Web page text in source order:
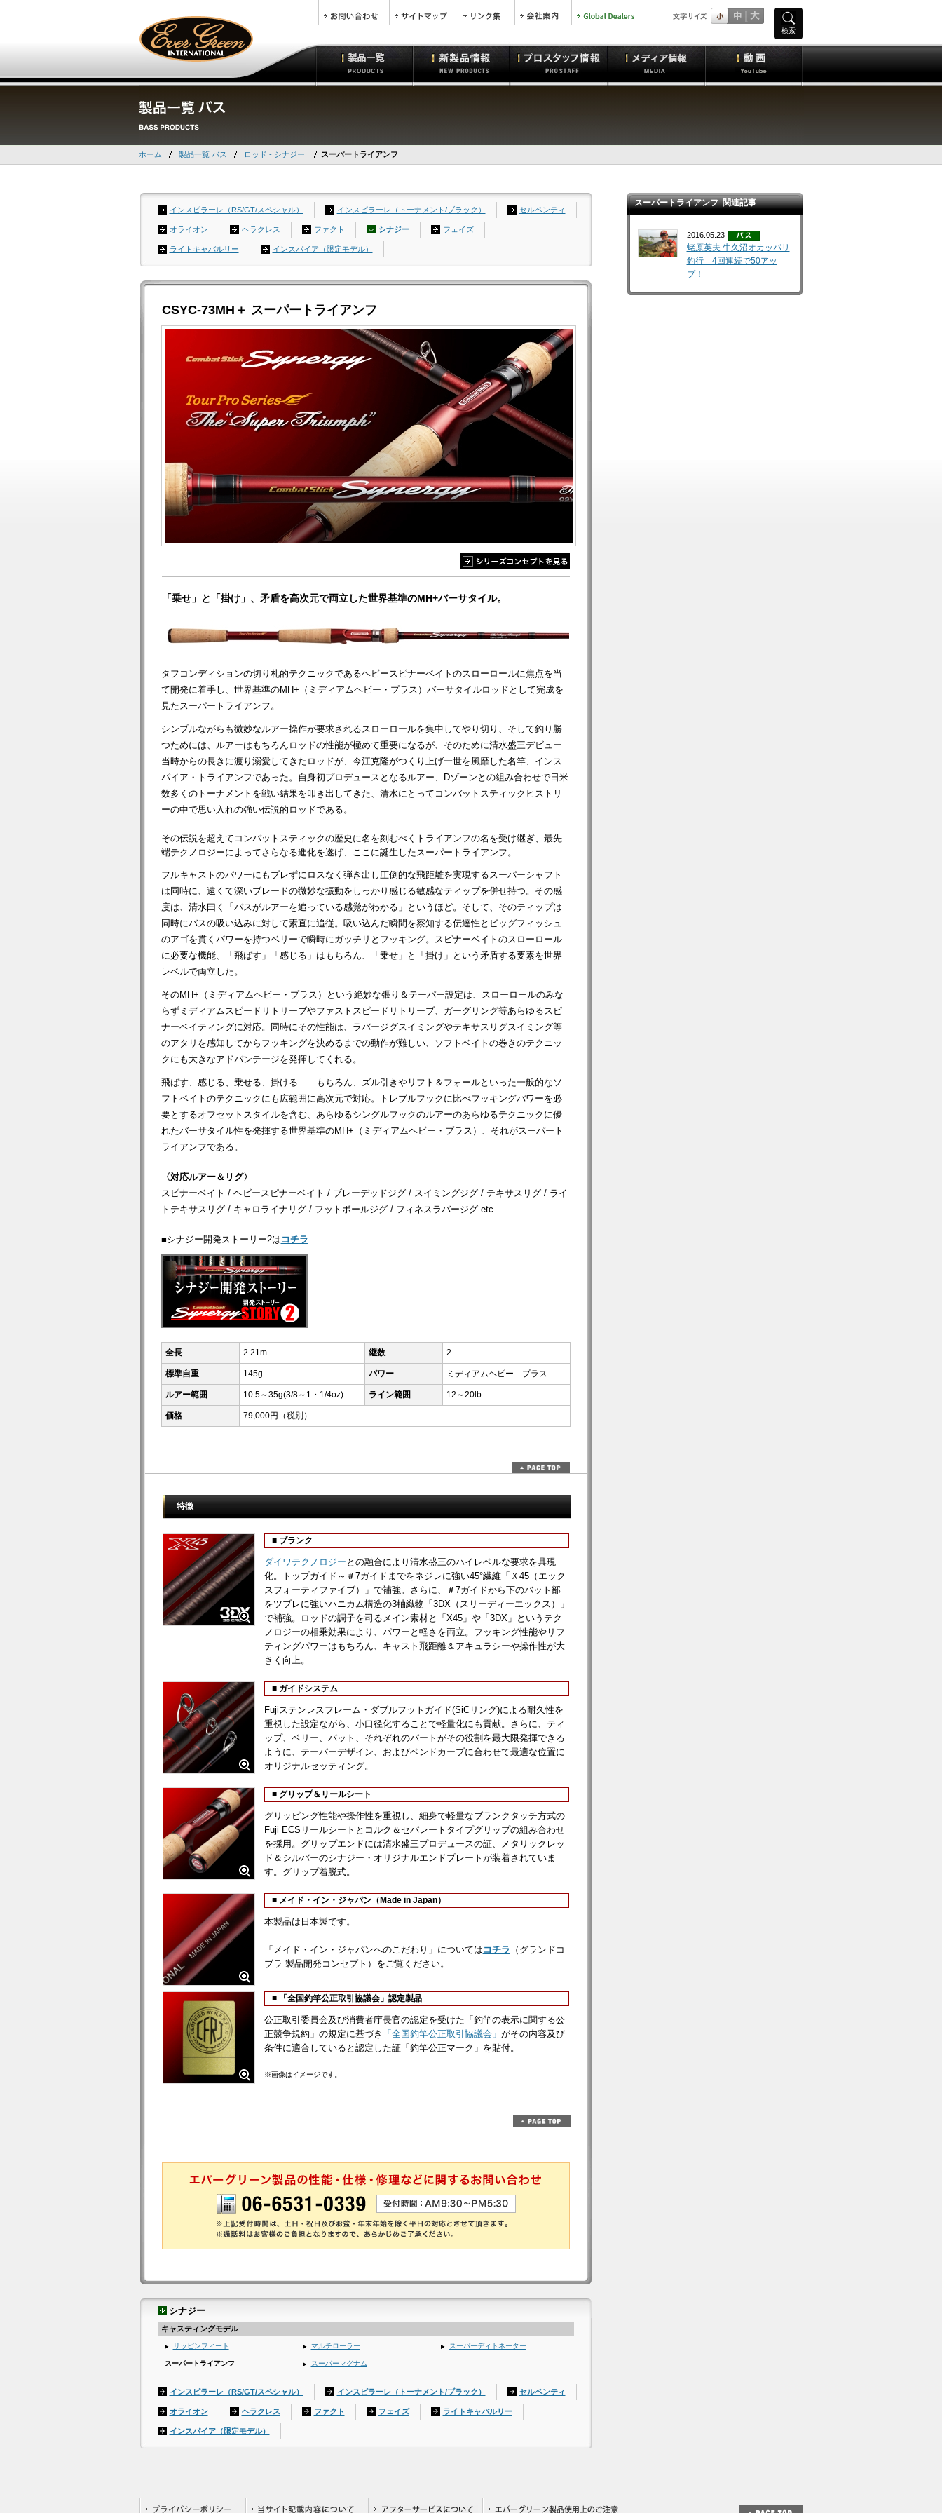
検索
ホーム 製品一覧 バス ロッド - シナジー スーパートライアンフ
インスピラーレ（RS/GT/スペシャル） インスピラーレ（トーナメント/ブラック） セルペンティ
オライオン ヘラクレス ファクト シナジー フェイズ
ライトキャバルリー インスパイア（限定モデル）
CSYC-73MH＋ スーパートライアンフ
「乗せ」と「掛け」、矛盾を高次元で両立した世界基準のMH+バーサタイル。
タフコンディションの切り札的テクニックであるヘビースピナーベイトのスローロールに焦点を当
て開発に着手し、世界基準のMH+（ミディアムヘビー・プラス）バーサタイルロッドとして完成を
見たスーパートライアンフ。
シンプルながらも微妙なルアー操作が要求されるスローロールを集中してやり切り、そして釣り勝
つためには、ルアーはもちろんロッドの性能が極めて重要になるが、そのために清水盛三デビュー
当時からの長きに渡り溺愛してきたロッドが、今江克隆がつくり上げ一世を風靡した名竿、インス
パイア・トライアンフであった。自身初プロデュースとなるルアー、Dゾーンとの組み合わせで日米
数多くのトーナメントを戦い結果を叩き出してきた、清水にとってコンバットスティックヒストリ
ーの中で思い入れの強い伝説的ロッドである。
その伝説を超えてコンバットスティックの歴史に名を刻むべくトライアンフの名を受け継ぎ、最先
端テクノロジーによってさらなる進化を遂げ、ここに誕生したスーパートライアンフ。
フルキャストのパワーにもブレずにロスなく弾き出し圧倒的な飛距離を実現するスーパーシャフト
は同時に、遠くて深いブレードの微妙な振動をしっかり感じる敏感なティップを併せ持つ。その感
度は、清水曰く「バスがルアーを追っている感覚がわかる」というほど。そして、そのティップは
同時にバスの吸い込みに対して素直に追従。吸い込んだ瞬間を察知する伝達性とビッグフィッシュ
のアゴを貫くパワーを持つベリーで瞬時にガッチリとフッキング。スピナーベイトのスローロール
に必要な機能、「飛ばす」「感じる」はもちろん、「乗せ」と「掛け」という矛盾する要素を世界
レベルで両立した。
そのMH+（ミディアムヘビー・プラス）という絶妙な張り＆テーパー設定は、スローロールのみな
らずミディアムスピードリトリーブやファストスピードリトリーブ、ガーグリング等あらゆるスピ
ナーベイティングに対応。同時にその性能は、ラバージグスイミングやテキサスリグスイミング等
のアタリを感知してからフッキングを決めるまでの動作が難しい、ソフトベイトの巻きのテクニッ
クにも大きなアドバンテージを発揮してくれる。
飛ばす、感じる、乗せる、掛ける……もちろん、ズル引きやリフト＆フォールといった一般的なソ
フトベイトのテクニックにも広範囲に高次元で対応。トレブルフックに比べフッキングパワーを必
要とするオフセットスタイルを含む、あらゆるシングルフックのルアーのあらゆるテクニックに優
れたバーサタイル性を発揮する世界基準のMH+（ミディアムヘビー・プラス）、それがスーパート
ライアンフである。
〈対応ルアー＆リグ〉
スピナーベイト / ヘビースピナーベイト / ブレーデッドジグ / スイミングジグ / テキサスリグ / ライ
トテキサスリグ / キャロライナリグ / フットボールジグ / フィネスラバージグ etc…
■シナジー開発ストーリー2は コチラ
全長 2.21m 継数 2
標準自重 145g パワー ミディアムヘビー プラス
ルアー範囲 10.5～35g(3/8～1・1/4oz) ライン範囲 12～20lb
価格 79,000円（税別）
特徴
■ ブランク
ダイワテクノロジー との融合により清水盛三のハイレベルな要求を具現
化。トップガイド～＃7ガイドまでをネジレに強い45°繊維「Ｘ45（エック
スフォーティファイブ）」で補強。さらに、＃7ガイドから下のバット部
をツブレに強いハニカム構造の3軸織物「3DX（スリーディーエックス）」
で補強。ロッドの調子を司るメイン素材と「X45」や「3DX」というテク
ノロジーの相乗効果により、パワーと軽さを両立。フッキング性能やリフ
ティングパワーはもちろん、キャスト飛距離＆アキュラシーや操作性が大
きく向上。
■ ガイドシステム
Fujiステンレスフレーム・ダブルフットガイド(SiCリング)による耐久性を
重視した設定ながら、小口径化することで軽量化にも貢献。さらに、ティ
ップ、ベリー、バット、それぞれのパートがその役割を最大限発揮できる
ように、テーパーデザイン、およびベンドカーブに合わせて最適な位置に
オリジナルセッティング。
■ グリップ＆リールシート
グリッピング性能や操作性を重視し、細身で軽量なブランクタッチ方式の
Fuji ECSリールシートとコルク＆セパレートタイプグリップの組み合わせ
を採用。グリップエンドには清水盛三プロデュースの証、メタリックレッ
ド＆シルバーのシナジー・オリジナルエンドプレートが装着されていま
す。グリップ着脱式。
■ メイド・イン・ジャパン（Made in Japan）
本製品は日本製です。
「メイド・イン・ジャパンへのこだわり」については コチラ （グランドコ
ブラ 製品開発コンセプト）をご覧ください。
■ 「全国釣竿公正取引協議会」認定製品
公正取引委員会及び消費者庁長官の認定を受けた「釣竿の表示に関する公
正競争規約」の規定に基づき
「全国釣竿公正取引協議会」 がその内容及び
条件に適合していると認定した証「釣竿公正マーク」を貼付。
※画像はイメージです。
シナジー
キャスティングモデル
リッピンフィート マルチローラー スーパーディトネーター
スーパートライアンフ スーパーマグナム
インスピラーレ（RS/GT/スペシャル） インスピラーレ（トーナメント/ブラック） セルペンティ
オライオン ヘラクレス ファクト フェイズ ライトキャバルリー
インスパイア（限定モデル）
スーパートライアンフ 関連記事
2016.05.23
蛯原英夫 牛久沼オカッパリ
釣行 4回連続で50アッ
プ！